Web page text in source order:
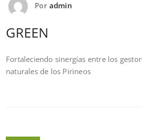
Por admin
GREEN
Fortaleciendo sinergías entre los
naturales de los Pirineos